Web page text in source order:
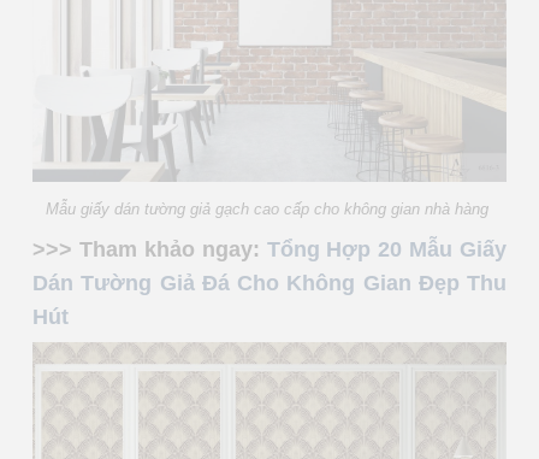
Mẫu giấy dán tường giả gạch cao cấp cho không gian nhà hàng
>>> Tham khảo ngay: Tổng Hợp 20 Mẫu Giấy
Dán Tường Giả Đá Cho Không Gian Đẹp Thu
Hút